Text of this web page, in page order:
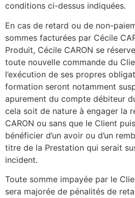
conditions ci-dessus indiquées.
En cas de retard ou de non-
sommes facturées par Cécile
Produit, Cécile CARON se
toute nouvelle commande du
l’exécution de ses propres
formation seront notamment
apurement du compte débiteur
cela soit de nature à engager la
CARON ou sans que le Client
bénéficier d’un avoir ou d’un
titre de la Prestation qui serait
incident.
Toute somme impayée par le
sera majorée de pénalités de